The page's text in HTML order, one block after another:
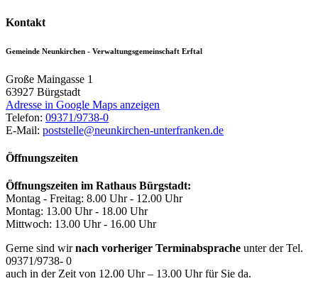
Kontakt
Gemeinde Neunkirchen - Verwaltungsgemeinschaft Erftal
Große Maingasse 1
63927 Bürgstadt
Adresse in Google Maps anzeigen
Telefon: 09371/9738-0
E-Mail: poststelle@neunkirchen-unterfranken.de
Öffnungszeiten
Öffnungszeiten im Rathaus Bürgstadt:
Montag - Freitag: 8.00 Uhr - 12.00 Uhr
Montag: 13.00 Uhr - 18.00 Uhr
Mittwoch: 13.00 Uhr - 16.00 Uhr
Gerne sind wirnach vorheriger Terminabsprache unter der Tel.
09371/9738- 0
auch in der Zeit von 12.00 Uhr – 13.00 Uhr für Sie da.